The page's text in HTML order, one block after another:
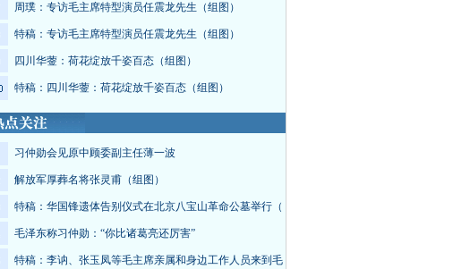
周璞：专访毛主席特型演员任震龙先生（组图）
特稿：专访毛主席特型演员任震龙先生（组图）
四川华蓥：荷花绽放千姿百态（组图）
特稿：四川华蓥：荷花绽放千姿百态（组图）
习仲勋会见原中顾委副主任薄一波
解放军厚葬名将张灵甫（组图）
特稿：华国锋遗体告别仪式在北京八宝山革命公墓举行（
毛泽东称习仲勋：“你比诸葛亮还厉害”
特稿：李讷、张玉凤等毛主席亲属和身边工作人员来到毛